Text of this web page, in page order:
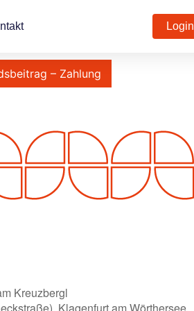
Login
– Zahlung
Kreuzbergl